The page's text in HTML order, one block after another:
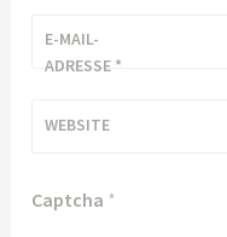
E-MAIL-
ADRESSE *
WEBSITE
Captcha *